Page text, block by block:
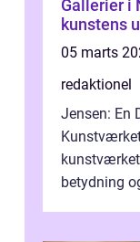
Gallerier i
kunstens
05 marts
redaktionel
Jensen: En
kunstværket
betydning